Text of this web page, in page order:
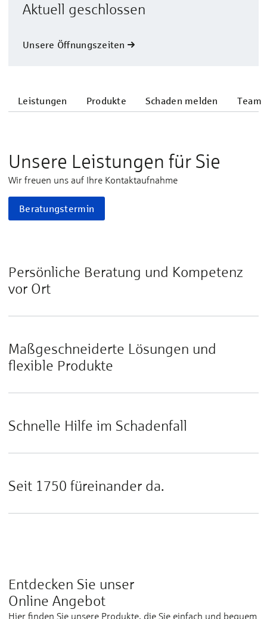
Aktuell geschlossen
Unsere Öffnungszeiten
Leistungen Produkte Schaden melden Team
Unsere Leistungen für Sie
Wir freuen uns auf Ihre Kontaktaufnahme
Beratungstermin
Persönliche Beratung und Kompetenz
vor Ort
Maßgeschneiderte Lösungen und
flexible Produkte
Schnelle Hilfe im Schadenfall
Seit 1750 füreinander da.
Entdecken Sie unser
Online Angebot
Hier finden Sie unsere Produkte, die Sie einfach und bequem